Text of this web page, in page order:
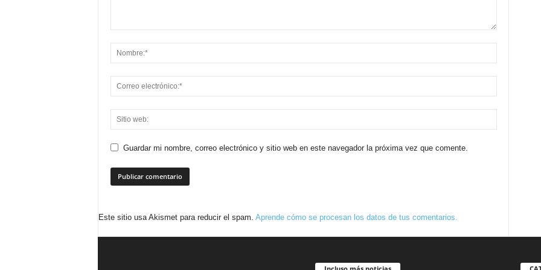
Guardar mi nombre, correo electrónico y sitio web en este navegador la próxima vez que comente.
Este sitio usa Akismet para reducir el spam. Aprende cómo se procesan los datos de tus comentarios.